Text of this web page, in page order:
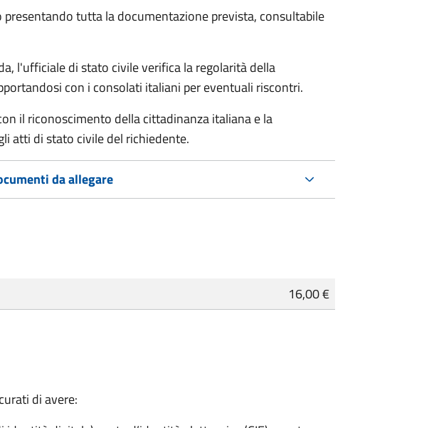
presentando tutta la documentazione prevista, consultabile
l'ufficiale di stato civile verifica la regolarità della
con i consolati italiani per eventuali riscontri.
il riconoscimento della cittadinanza italiana e la
atti di stato civile del richiedente.
da allegare
16,00 €
di avere: